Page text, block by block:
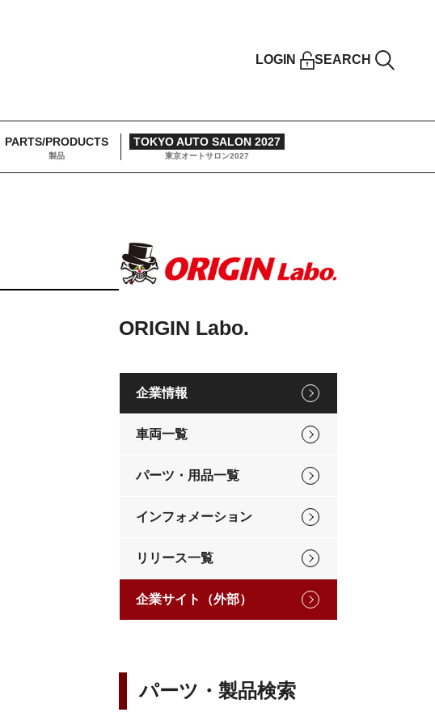
LOGIN SEARCH
PARTS/PRODUCTS
製品
TOKYO AUTO SALON 2027
東京オートサロン2027
ORIGIN Labo.
企業情報
車両一覧
パーツ・用品一覧
インフォメーション
リリース一覧
企業サイト（外部）
パーツ・製品検索